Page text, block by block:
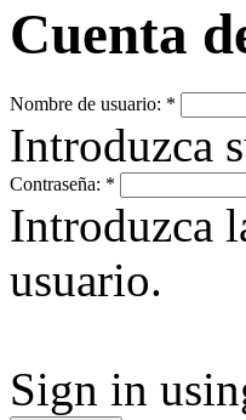
Cuenta
Nombre de usuario: *
Introduzca
Contraseña: *
Introduzca
usuario.
Sign in